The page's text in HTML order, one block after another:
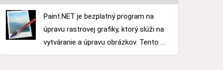
Paint.NET je bezplatný program na
úpravu rastrovej grafiky, ktorý slúži na
vytváranie a úpravu obrázkov. Tento ...